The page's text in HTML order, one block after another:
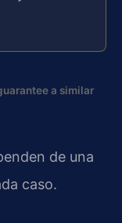
a similar
de una
caso.